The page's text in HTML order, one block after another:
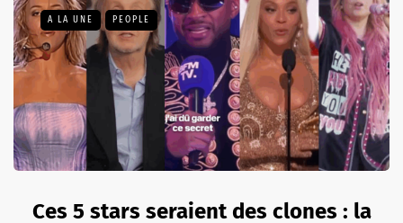
A LA UNE PEOPLE
Ces 5 stars seraient des clones : la